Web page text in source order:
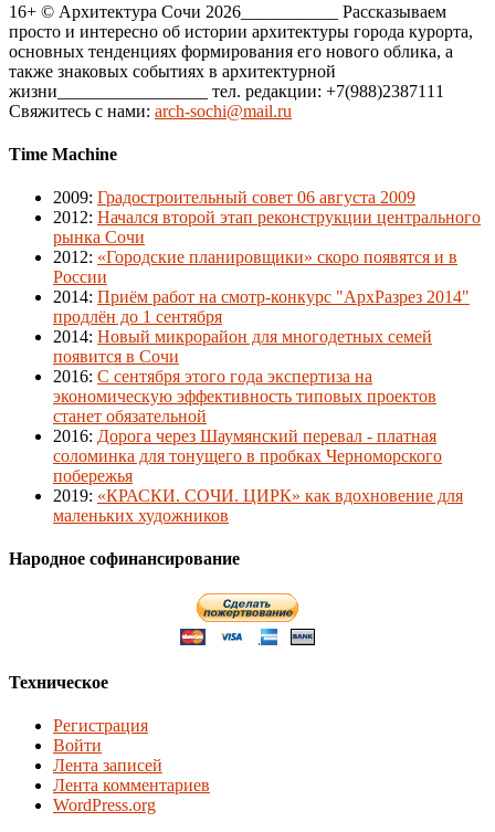
16+ © Архитектура Сочи 2026___________ Рассказываем
просто и интересно об истории архитектуры города курорта,
основных тенденциях формирования его нового облика, а
также знаковых событиях в архитектурной
жизни_________________ тел. редакции: +7(988)2387111
Свяжитесь с нами: arch-sochi@mail.ru
Time Machine
2009: Градостроительный совет 06 августа 2009
2012: Начался второй этап реконструкции центрального
рынка Сочи
2012: «Городские планировщики» скоро появятся и в
России
2014: Приём работ на смотр-конкурс "АрхРазрез 2014"
продлён до 1 сентября
2014: Новый микрорайон для многодетных семей
появится в Сочи
2016: С сентября этого года экспертиза на
экономическую эффективность типовых проектов
станет обязательной
2016: Дорога через Шаумянский перевал - платная
соломинка для тонущего в пробках Черноморского
побережья
2019: «КРАСКИ. СОЧИ. ЦИРК» как вдохновение для
маленьких художников
Народное софинансирование
Техническое
Регистрация
Войти
Лента записей
Лента комментариев
WordPress.org